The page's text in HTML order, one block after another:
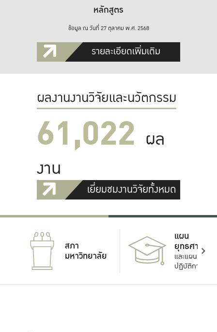
หลักสูตร
ข้อมูล ณ วันที่ 27 ตุลาคม พ.ศ. 2568
รายละเอียดเพิ่มเติม
ผลงานงานวิจัยและนวัตกรรม
61,022 ผล
งาน
เยี่ยมชมงานวิจัยทั้งหมด
สภา
มหาวิทยาลัย
แผน
ยุทธศาสตร์
และแผน
ปฏิบัติการ